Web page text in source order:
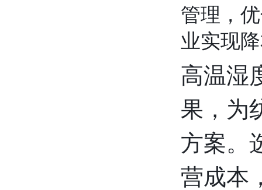
管理，
业实现
高温湿
果，为
方案。
营成本